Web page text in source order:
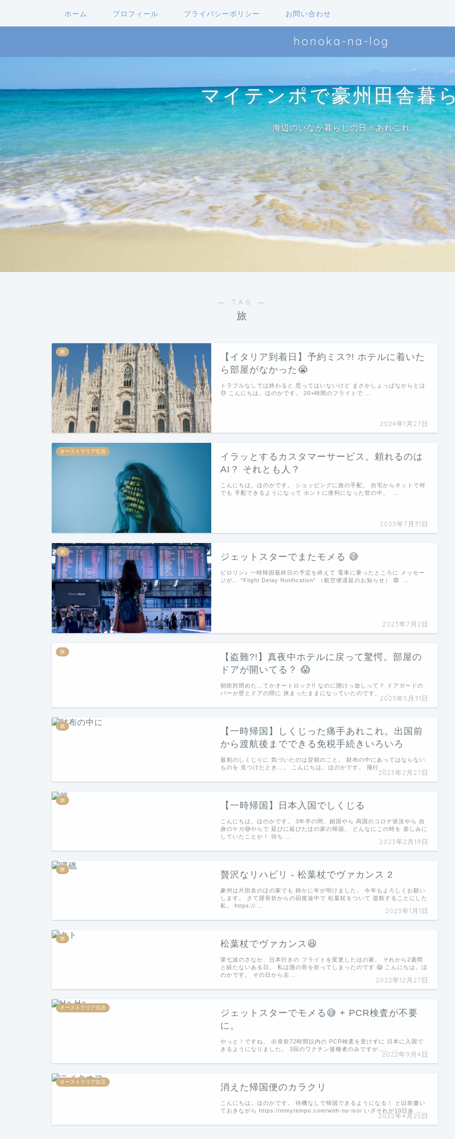
ホーム プロフィール プライバシーポリシー お問い合わせ
honoka-na-log
マイテンポで豪州田舎暮
海辺のいなか暮らしの日々あれこれ
― TAG ―
旅
旅
【イタリア到着日】予約ミス?! ホテルに着いた
ら部屋がなかった😭
2024年1月27日
トラブルなしでは終わると 思ってはいないけど まさかしょっぱなからとは
😓 こんにちは。ほのかです。 20+時間のフライトで …
オーストラリア生活
イラッとするカスタマーサービス。頼れるのは
AI？ それとも人？
2023年7月31日
こんにちは。ほのかです。 ショッピングに旅の手配。 自宅からネットで何
でも 手配できるようになって ホントに便利になった世の中。 …
旅
ジェットスターでまたモメる 😅
2023年7月2日
ピロリン♪ 一時帰国最終日の予定を終えて 電車に乗ったところに メッセー
ジが。 "Flight Delay Notification" （航空便遅延のお知らせ） 😨 …
旅
【盗難?!】真夜中ホテルに戻って驚愕。部屋の
ドアが開いてる？ 😱
2023年5月31日
朝絶対閉めた…てかオートロック!! なのに開けっ放しって？ ドアガードの
バーが壁とドアの間に 挟まったままになっていたのです。 …
旅
【一時帰国】しくじった痛手あれこれ。出国前
から渡航後までできる免税手続きいろいろ
2023年2月27日
最初のしくじりに 気づいたのは翌朝のこと。 財布の中にあってはならない
ものを 見つけたとき…。 こんにちは。ほのかです。 飛行 …
旅
【一時帰国】日本入国でしくじる
2023年2月19日
こんにちは。ほのかです。 3年半の間、鎖国やら 両国のコロナ状況やら 自
身のケガ😅やらで 延びに延びたほの家の帰国。 どんなにこの時を 楽しみに
していたことか！ 待ち …
旅
贅沢なリハビリ - 松葉杖でヴァカンス 2
2023年1月1日
豪州は片田舎のほの家でも 静かに年が明けました。 今年もよろしくお願い
します。 さて踵骨折からの回復途中で 松葉杖をついて 渡航することにした
私。 https:// …
旅
松葉杖でヴァカンス😆
2022年12月27日
第七波のさなか、日本行きの フライトを変更したほの家。 それから2週間
と経たないある日。 私は踵の骨を折ってしまったのです 😱 こんにちは。ほ
のかです。 その日から左 …
オーストラリア生活
ジェットスターでモメる😅 + PCR検査が不要
に。
2022年9月4日
やっと！ですね。 出発前72時間以内の PCR検査を受けずに 日本に入国で
きるようになりました。 3回のワクチン接種者のみですが…。 …
オーストラリア生活
消えた帰国便のカラクリ
2022年4月25日
こんにちは。ほのかです。 待機なしで帰国できるようになる！ と以前書い
ておきながら https://inmytempo.com/with-no-iso/ いざそれが10日余 …